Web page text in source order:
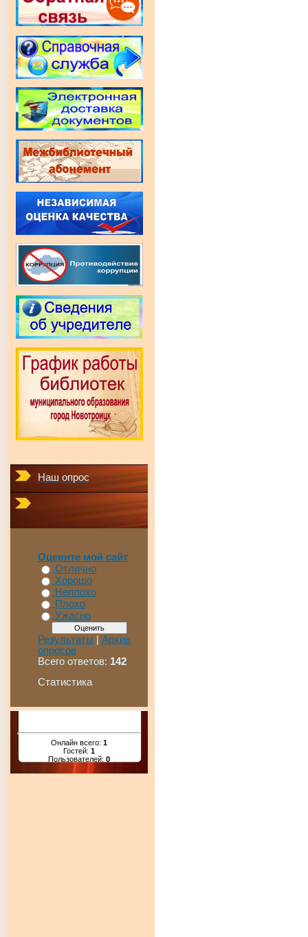
Наш опрос
Оцените мой сайт
Отлично
Хорошо
Неплохо
Плохо
Ужасно
Результаты | Архив
опросов
Всего ответов: 142
Статистика
Онлайн всего: 1
Гостей: 1
Пользователей: 0